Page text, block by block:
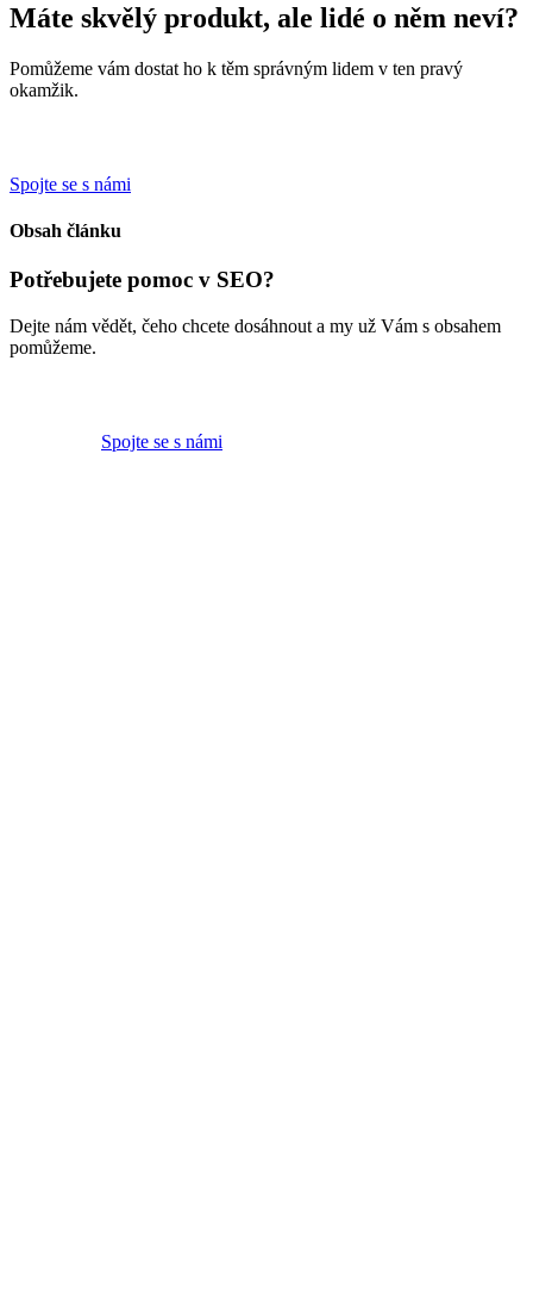
Máte skvělý produkt, ale lidé o něm neví?
Pomůžeme vám dostat ho k těm správným lidem v ten pravý
okamžik.
Spojte se s námi
Obsah článku
Potřebujete pomoc v SEO?
Dejte nám vědět, čeho chcete dosáhnout a my už Vám s obsahem
pomůžeme.
Spojte se s námi